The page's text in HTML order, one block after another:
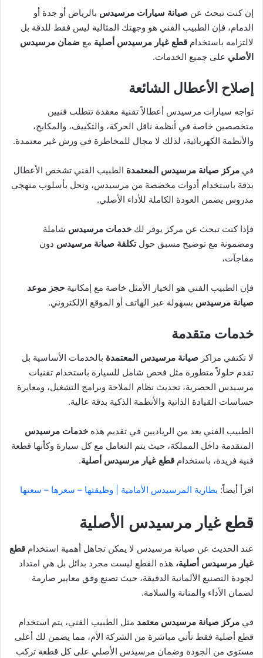
إن كنت تبحث عن صيانة سيارات مرسيدس بالرياض أو جدة أو
الدمام، فإن الطبيب الفني هو وجهتك المثالية ليس فقط للدقة بل
لالتزامه باستخدام قطع غيار مرسيدس أصلية مع ضمان مرسيدس
الأصلي على جميع الخدمات.
إصلاح الأعطال الشائعة
تواجه سيارات مرسيدس أعطالاً تقنية معقدة تتطلب فنيين
متخصصين خاصة في أنظمة ناقل الحركة، والتكييف، والمكابح،
والأنظمة الكهربائية، لذلك لا مجال للمخاطرة في ورش غير معتمدة.
في مركز صيانة مرسيدس المعتمدة الطبيب الفني تشخص الأعطال
بدقة باستخدام أدوات مخصصة من مرسيدس، وتحل بأسلوب منهجي
مدروس يضمن العودة الكاملة للأداء الأصلي.
فإذا كنت تبحث عن مركز يوفر لك خدمات مرسيدس شاملة
ومضمونة مع توضيح مسبق حولتكلفة صيانة مرسيدس دون
مفاجآت،
فإن الطبيب الفني هو الخيار الأمثل خاصة مع إمكانية حجز موعد
صيانة مرسيدس بسهولة عبر الهاتف أو الموقع الإلكتروني.
خدمات متقدمة
لا تكتفي مراكز صيانة مرسيدس المعتمدة بالخدمات الأساسية بل
تقدم حلولاً متطورة مثل فحص شامل للسيارة باستخدام تقنيات
مرسيدس الحصرية، تحديث نظام الملاحة وبرامج التشغيل، ومعايرة
حساسات القيادة الذاتية والأنظمة الذكية بدقة عالية.
الطبيب الفني يعد من الرياديين في تقديم هذه خدمات مرسيدس
المتقدمة داخل المملكة، حيث يتم التعامل مع كل سيارة وكأنها قطعة
فنية فريدة، باستخدام قطع غيار مرسيدس أصلية.
اقرأ أيضاً: بطارية المرسيدس الأمامية | وظيفتها – سعرها – سعتها
قطع غيار مرسيدس الأصلية
عند الحديث عن صيانة مرسيدس لا يمكن تجاهل أهمية استخدام قطع
غيار مرسيدس أصلية، هذه القطع ليست مجرد بدائل بل هي امتداد
لجودة التصنيع الألمانية الدقيقة، حيث تصنع وفق معايير صارمة
لضمان الأداء والمتانة والسلامة.
في مركز صيانة مرسيدس معتمد مثل الطبيب الفني، يتم استخدام
قطع أصلية فقط تأتي مباشرة من الشركة الأم، مما يضمن لك أعلى
مستوى من الجودة وضمان مرسيدس الأصلي على كل قطعة تركب